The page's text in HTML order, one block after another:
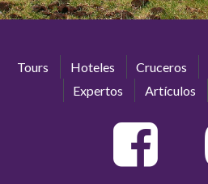
Tours Hoteles Cruceros
Expertos
Artículos